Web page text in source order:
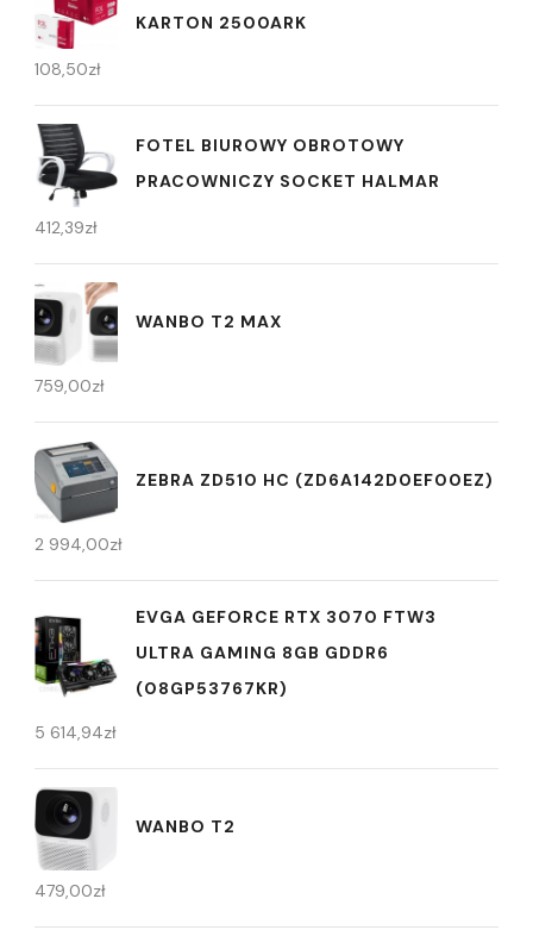
KARTON 2500ARK
108,50zł
FOTEL BIUROWY OBROTOWY
PRACOWNICZY SOCKET HALMAR
412,39zł
WANBO T2 MAX
759,00zł
ZEBRA ZD510 HC (ZD6A142D0EF00EZ)
2 994,00zł
EVGA GEFORCE RTX 3070 FTW3
ULTRA GAMING 8GB GDDR6
(08GP53767KR)
5 614,94zł
WANBO T2
479,00zł